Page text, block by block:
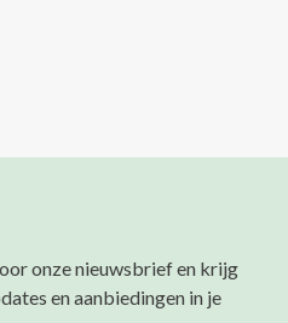
onze nieuwsbrief en krijg
en aanbiedingen in je